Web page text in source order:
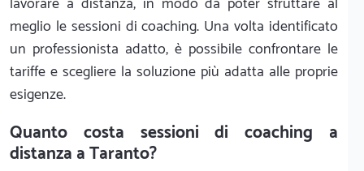
meglio le sessioni di coaching. Una volta identificato
un professionista adatto, è possibile confrontare le
tariffe e scegliere la soluzione più adatta alle proprie
esigenze.
Quanto costa sessioni di coaching a
distanza a Taranto?